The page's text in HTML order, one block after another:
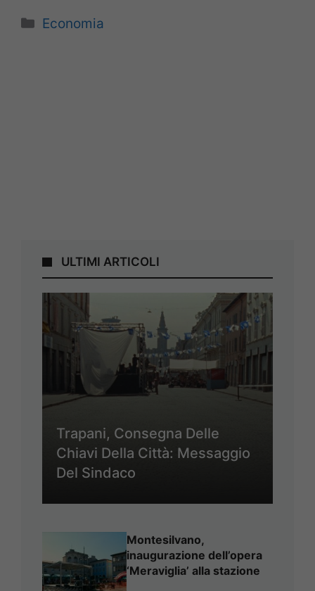
Categorie
Economia
ULTIMI ARTICOLI
Trapani, Consegna Delle
Chiavi Della Città: Messaggio
Del Sindaco
Montesilvano,
inaugurazione dell’opera
‘Meraviglia’ alla stazione